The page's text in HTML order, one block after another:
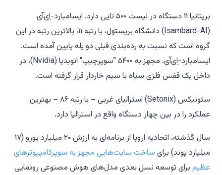
بریتانیا ۱۱ دستگاه در لیست ۵۰۰ تایی دارد. ایسامبارد-اِی‌آی
(Isambard-AI) دانشگاه بریستول، با رتبه ۱۱، بالاترین رتبه در این
گروه است که نسبت به رده‌بندی قبلی دو پله پایین آمده است.
ایسامبارد-اِی‌آی، مجهز به ۵۴۰۰ "سوپرچیپ" انویدیا (Nvidia)، در
داخل یک قفس فلزی سیاه با سیم خاردار قرار گرفته است.
ستونیکس (Setonix) استرالیای غربی – با رتبه ۸۶ – بهترین
عملکرد را در بین چهار دستگاه واقع در استرالیا دارد.
سال گذشته، اتحادیه اروپا از برنامه‌ای به ارزش ۲۰ میلیارد یورو (۱۷
میلیارد پوند) برای ساخت سایت‌هایی مجهز به سوپرکامپیوترهای
عظیم برای توسعه نسل بعدی مدل‌های هوش مصنوعی رونمایی